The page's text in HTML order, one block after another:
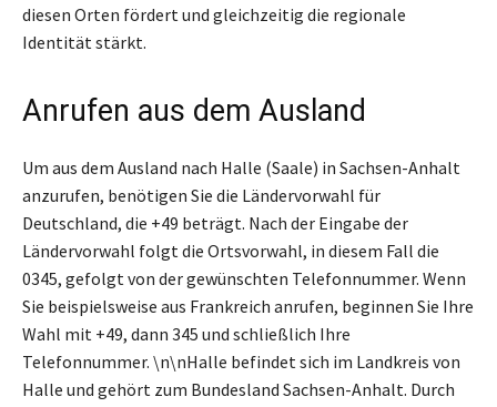
diesen Orten fördert und gleichzeitig die regionale
Identität stärkt.
Anrufen aus dem Ausland
Um aus dem Ausland nach Halle (Saale) in Sachsen-Anhalt
anzurufen, benötigen Sie die Ländervorwahl für
Deutschland, die +49 beträgt. Nach der Eingabe der
Ländervorwahl folgt die Ortsvorwahl, in diesem Fall die
0345, gefolgt von der gewünschten Telefonnummer. Wenn
Sie beispielsweise aus Frankreich anrufen, beginnen Sie Ihre
Wahl mit +49, dann 345 und schließlich Ihre
Telefonnummer. \n\nHalle befindet sich im Landkreis von
Halle und gehört zum Bundesland Sachsen-Anhalt. Durch